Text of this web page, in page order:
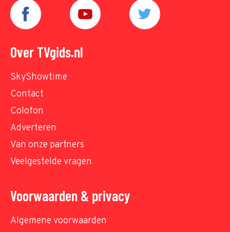
Over TVgids.nl
SkyShowtime
Contact
Colofon
Adverteren
Van onze partners
Veelgestelde vragen
Voorwaarden & privacy
Algemene voorwaarden